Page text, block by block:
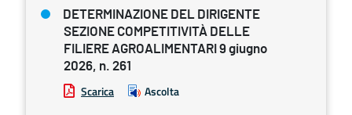
DETERMINAZIONE DEL DIRIGENTE
SEZIONE COMPETITIVITÀ DELLE
FILIERE AGROALIMENTARI 9 giugno
2026, n. 261
Scarica Ascolta